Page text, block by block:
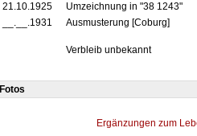
21.10.1925
Umzeichnung in "38 1243"
__.__.1931
Ausmusterung [Coburg]
Verbleib unbekannt
Fotos
Ergänzungen zum